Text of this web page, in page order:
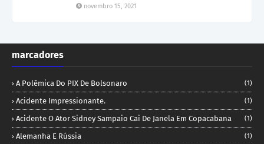
novembro 15, 2021
marcadores
A Polêmica Do PIX De Bolsonaro (1)
Acidente Impressionante. (1)
Acidente O Ator Sidney Sampaio Cai De Janela Em Copacabana (1)
Alemanha E Rússia (1)